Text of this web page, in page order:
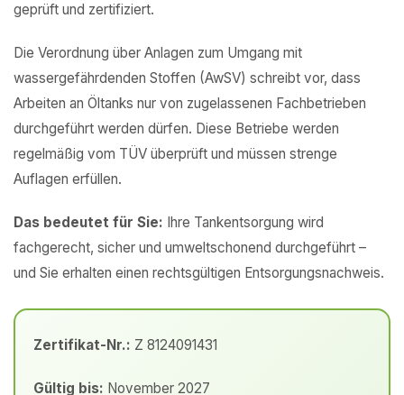
geprüft und zertifiziert.
Die Verordnung über Anlagen zum Umgang mit
wassergefährdenden Stoffen (AwSV) schreibt vor, dass
Arbeiten an Öltanks nur von zugelassenen Fachbetrieben
durchgeführt werden dürfen. Diese Betriebe werden
regelmäßig vom TÜV überprüft und müssen strenge
Auflagen erfüllen.
Das bedeutet für Sie: Ihre Tankentsorgung wird
fachgerecht, sicher und umweltschonend durchgeführt –
und Sie erhalten einen rechtsgültigen Entsorgungsnachweis.
Zertifikat-Nr.: Z 8124091431
Gültig bis: November 2027